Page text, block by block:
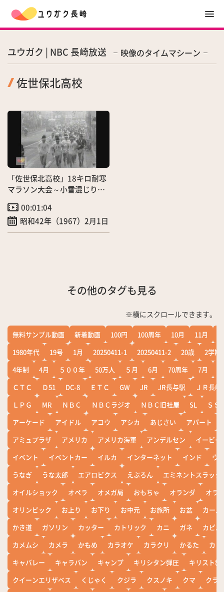
ユウガク | NBC 長崎放送 映像のタイムマシーン
佐世保北高校
「佐世保北高校」18キロ耐寒
マラソン大会～小雪混じりの
00:01:04
昭和42年（1967）2月1日
その他のタグも見る
※横にスクロールできます。
無料サンプル動画 新着動画 100円 100周年 10月 11月
1980年代
19号 1月 20250411-1 20250411-2 20歳
2学期
4年制
4月 ５００年 50万人 ５月 6月 70周年 7月
ＣＴＣ
Ｄ51 DC-8 ＥＴＣ GW JR JR長与駅
ＪＲ長崎
ＬＰＧ
MR ＮＢＣ ＮＢＣラジオ ＮＢＣ旧社屋 SL
ＳＳ
アーケード
アイドル アコウ アシカ あじさい アパート
アミュプラザ
アメリカ アメリカ海軍 アンデルセン
イービー
イベント
イベントカー イルカ インターネット インド
ウ
うなぎ
うな太郎 エアロビクス えぷろん
エミネントスラック
オイルショック
オペラ オメガ局 おもちゃ オランダ
オラ
オリンピック
お上り お下り お中元 お旅所 お盆
カー
かき道
ガソリン カッター カトリック カニ ガネ
カピバ
カメムシ
カメラ かもめ カラオケ カラクリ かるた
カレ
キャバレー
キャラバン キャンプ キリシタン弾圧
キリスト教
クイーンエリザベス
くじゃく クジラ クスノキ クマ
クラ